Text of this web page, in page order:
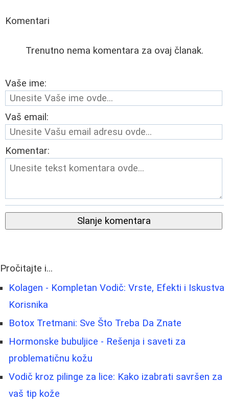
Komentari
Trenutno nema komentara za ovaj članak.
Vaše ime:
Vaš email:
Komentar:
Slanje komentara
Pročitajte i...
Kolagen - Kompletan Vodič: Vrste, Efekti i Iskustva
Korisnika
Botox Tretmani: Sve Što Treba Da Znate
Hormonske bubuljice - Rešenja i saveti za
problematičnu kožu
Vodič kroz pilinge za lice: Kako izabrati savršen za
vaš tip kože